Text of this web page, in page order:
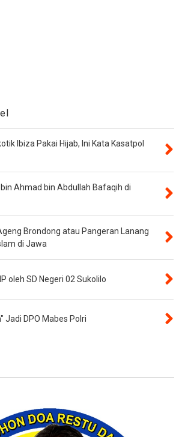
Ibiza Pakai Hijab, Ini Kata Kasatpol
Ahmad bin Abdullah Bafaqih di
Brondong atau Pangeran Lanang
di Jawa
oleh SD Negeri 02 Sukolilo
Jadi DPO Mabes Polri